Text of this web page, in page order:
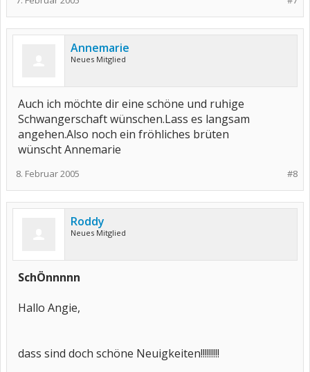
Annemarie
Neues Mitglied
Auch ich möchte dir eine schöne und ruhige
Schwangerschaft wünschen.Lass es langsam
angehen.Also noch ein fröhliches brüten
wünscht Annemarie
#8
8. Februar 2005
Roddy
Neues Mitglied
SchÖnnnnn
Hallo Angie,
dass sind doch schöne Neuigkeiten!!!!!!!!!